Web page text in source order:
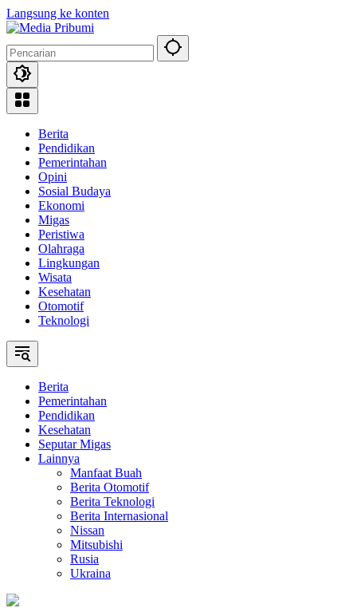
Langsung ke konten
Berita
Pendidikan
Pemerintahan
Opini
Sosial Budaya
Ekonomi
Migas
Peristiwa
Olahraga
Lingkungan
Wisata
Kesehatan
Otomotif
Teknologi
Berita
Pemerintahan
Pendidikan
Kesehatan
Seputar Migas
Lainnya
Manfaat Buah
Berita Otomotif
Berita Teknologi
Berita Internasional
Nissan
Mitsubishi
Rusia
Ukraina